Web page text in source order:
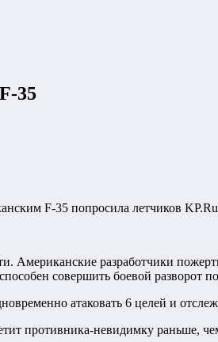
35
F-35 попросила летчиков
разработчики
совершить боевой разворот
атаковать 6 целей и
противника-невидимку раньше,